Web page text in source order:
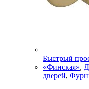
Быстрый
«Финская»,
дверей,